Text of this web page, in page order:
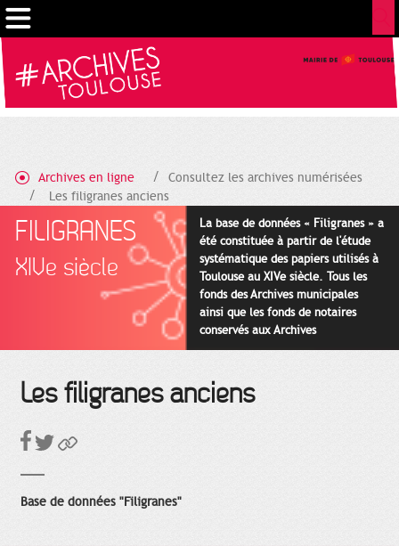
Archives en ligne
Consultez les archives numérisées
Les filigranes anciens
FILIGRANES
XIVe siècle
La base de données « Filigranes » a
été constituée à partir de l'étude
systématique des papiers utilisés à
Toulouse au XIVe siècle. Tous les
fonds des Archives municipales
ainsi que les fonds de notaires
conservés aux Archives
départementales pour cette
Les filigranes anciens
Base de données "Filigranes"
Cookies management panel